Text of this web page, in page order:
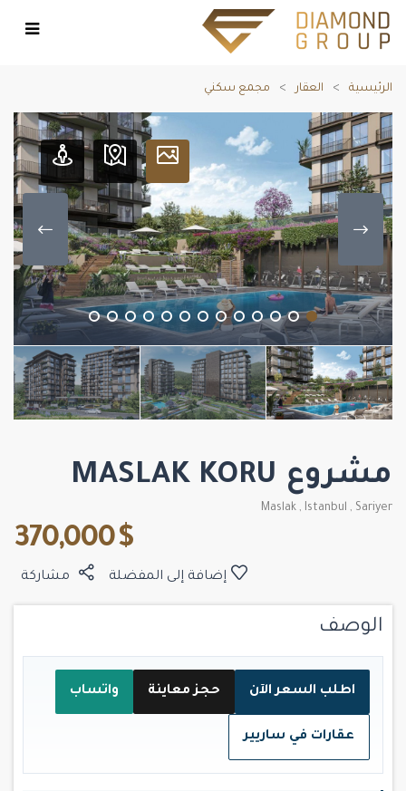
الرئيسية العقار مجمع سكني
مشروع MASLAK KORU
Maslak , Istanbul , Sariyer
$ 370,000
مشاركة إضافة إلى المفضلة
الوصف
اطلب السعر الآن حجز معاينة واتساب
عقارات في ساريير